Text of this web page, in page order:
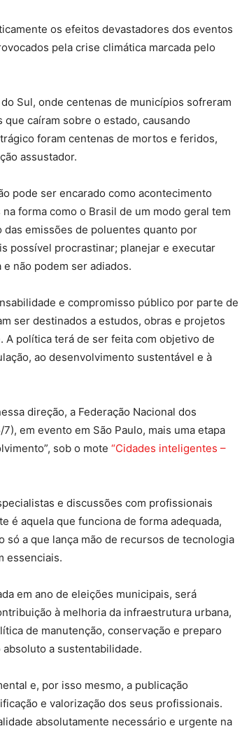
os efeitos devastadores dos eventos
pela crise climática marcada pelo
Sul, onde centenas de municípios sofreram
caíram sobre o estado, causando
foram centenas de mortos e feridos,
assustador.
pode ser encarado como acontecimento
forma como o Brasil de um modo geral tem
emissões de poluentes quanto por
possível procrastinar; planejar e executar
não podem ser adiados.
e compromisso público por parte de
ser destinados a estudos, obras e projetos
A política terá de ser feita com objetivo de
ao desenvolvimento sustentável e à
direção, a Federação Nacional dos
em evento em São Paulo, mais uma etapa
sob o mote “Cidades inteligentes –
e discussões com profissionais
é aquela que funciona de forma adequada,
a que lança mão de recursos de tecnologia
essenciais.
em ano de eleições municipais, será
à melhoria da infraestrutura urbana,
de manutenção, conservação e preparo
a sustentabilidade.
e, por isso mesmo, a publicação
e valorização dos seus profissionais.
absolutamente necessário e urgente na